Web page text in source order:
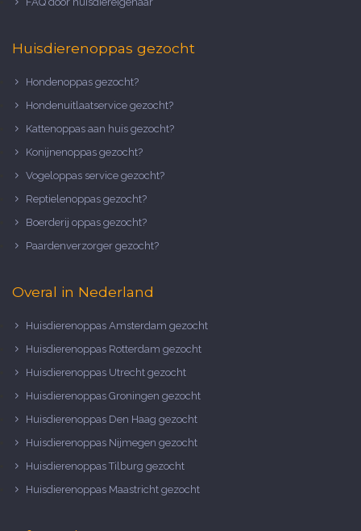
Huisdierenoppas gezocht
Hondenoppas gezocht?
Hondenuitlaatservice gezocht?
Kattenoppas aan huis gezocht?
Konijnenoppas gezocht?
Vogeloppas service gezocht?
Reptielenoppas gezocht?
Boerderij oppas gezocht?
Paardenverzorger gezocht?
Overal in Nederland
Huisdierenoppas Amsterdam gezocht
Huisdierenoppas Rotterdam gezocht
Huisdierenoppas Utrecht gezocht
Huisdierenoppas Groningen gezocht
Huisdierenoppas Den Haag gezocht
Huisdierenoppas Nijmegen gezocht
Huisdierenoppas Tilburg gezocht
Huisdierenoppas Maastricht gezocht